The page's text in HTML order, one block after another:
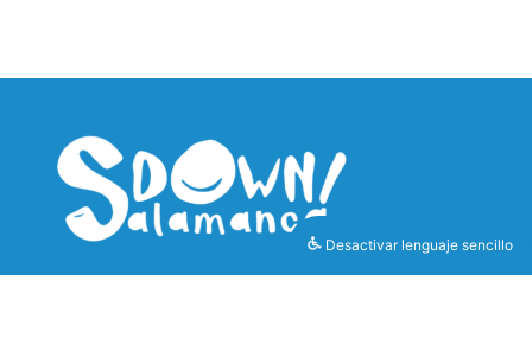
Desactivar lenguaje sencillo